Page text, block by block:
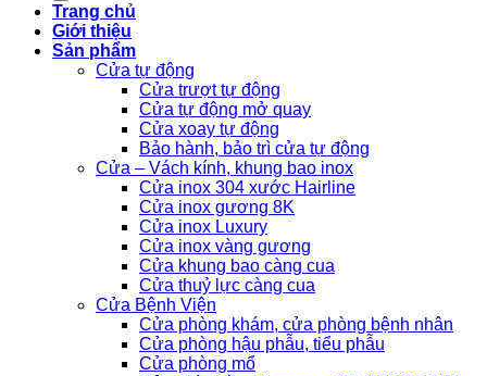
Trang chủ
Giới thiệu
Sản phẩm
Cửa tự động
Cửa trượt tự động
Cửa tự động mở quay
Cửa xoay tự động
Bảo hành, bảo trì cửa tự động
Cửa – Vách kính, khung bao inox
Cửa inox 304 xước Hairline
Cửa inox gương 8K
Cửa inox Luxury
Cửa inox vàng gương
Cửa khung bao càng cua
Cửa thuỷ lực càng cua
Cửa Bệnh Viện
Cửa phòng khám, cửa phòng bệnh nhân
Cửa phòng hậu phẫu, tiểu phẫu
Cửa phòng mổ